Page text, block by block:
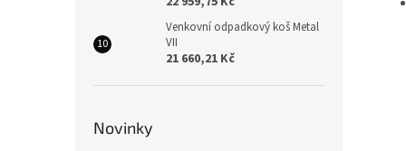
Venkovní odpadkový koš Metal
VII
21 660,21 Kč
Novinky